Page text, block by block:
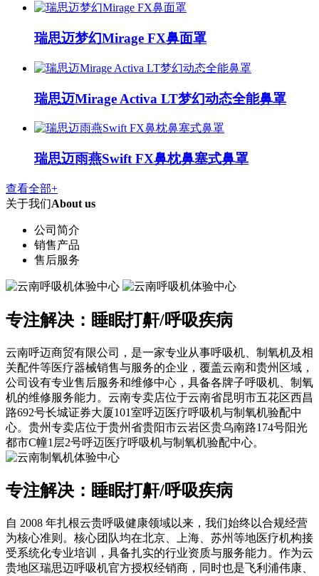
瑞思迈梦幻Mirage FX鼻面罩
瑞思迈Mirage Activa LT梦幻动态全能鼻罩
瑞思迈雨燕Swift FX鼻枕鼻塞式鼻罩
查看全部+
关于我们About us
公司简介
销售产品
售后服务
专注解决：睡眠打鼾/呼吸疾病
云南呼迈商贸有限公司，是一家专业从事呼吸机、制氧机及相
关配件等医疗器械销售与服务的企业，覆盖云南和贵州区域，
公司设有专业售后服务和维修中心，具备各牌子呼吸机、制氧
机的维修服务能力。云南专卖店位于云南省昆明市五花区西昌
路692号长城证券大厦101室呼迈医疗呼吸机与制氧机验配中
心。贵州专卖店位于贵州省贵阳市云岩区贵乌南路174号阳光
都市C幢1层2号呼迈医疗呼吸机与制氧机验配中心。
专注解决：睡眠打鼾/呼吸疾病
自 2008 年扎根云贵呼吸健康领域以来，我们始终以合规经营
为核心准则。核心团队均在北京、上海、苏州等地医疗机构接
受系统化专业培训，具备扎实的行业资质与服务能力。作为云
贵地区瑞思迈呼吸机官方授权经销商，同时也是飞利浦伟康、